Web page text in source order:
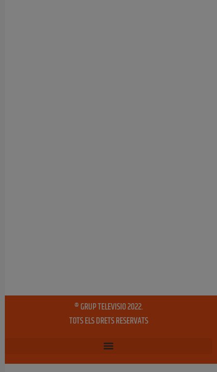
® GRUP TELEVISIO 2022.
TOTS ELS DRETS RESERVATS